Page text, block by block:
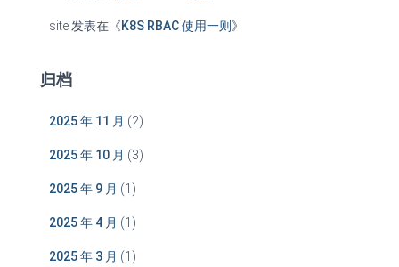
site 发表在《K8S RBAC 使用一则 》
归档
2025 年 11 月 (2)
2025 年 10 月 (3)
2025 年 9 月 (1)
2025 年 4 月 (1)
2025 年 3 月 (1)